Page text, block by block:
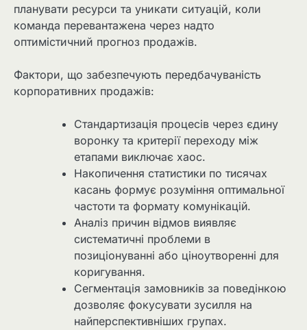
планувати ресурси та уникати ситуацій, коли
команда перевантажена через надто
оптимістичний прогноз продажів.
Фактори, що забезпечують передбачуваність
корпоративних продажів:
Стандартизація процесів через єдину
воронку та критерії переходу між
етапами виключає хаос.
Накопичення статистики по тисячах
касань формує розуміння оптимальної
частоти та формату комунікацій.
Аналіз причин відмов виявляє
систематичні проблеми в
позиціонуванні або ціноутворенні для
коригування.
Сегментація замовників за поведінкою
дозволяє фокусувати зусилля на
найперспективніших групах.